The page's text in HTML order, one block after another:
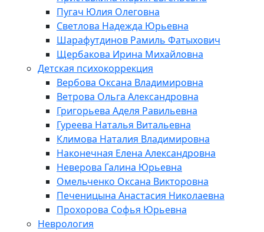
Пугач Юлия Олеговна
Светлова Надежда Юрьевна
Шарафутдинов Рамиль Фатыхович
Щербакова Ирина Михайловна
Детская психокоррекция
Вербова Оксана Владимировна
Ветрова Ольга Александровна
Григорьева Аделя Равильевна
Гуреева Наталья Витальевна
Климова Наталия Владимировна
Наконечная Елена Александровна
Неверова Галина Юрьевна
Омельченко Оксана Викторовна
Печеницына Анастасия Николаевна
Прохорова Софья Юрьевна
Неврология